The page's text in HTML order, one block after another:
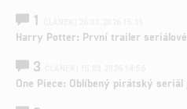
1
Harry Potter: První trailer
3
One Piece: Oblíbený pirátský